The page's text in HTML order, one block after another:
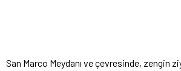
San Marco Meydanı ve çevresinde, zengin